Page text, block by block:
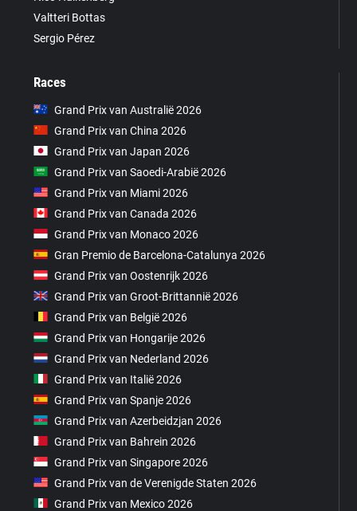
Valtteri Bottas
Sergio Pérez
Races
Grand Prix van Australië 2026
Grand Prix van China 2026
Grand Prix van Japan 2026
Grand Prix van Saoedi-Arabië 2026
Grand Prix van Miami 2026
Grand Prix van Canada 2026
Grand Prix van Monaco 2026
Gran Premio de Barcelona-Catalunya 2026
Grand Prix van Oostenrijk 2026
Grand Prix van Groot-Brittannië 2026
Grand Prix van België 2026
Grand Prix van Hongarije 2026
Grand Prix van Nederland 2026
Grand Prix van Italië 2026
Grand Prix van Spanje 2026
Grand Prix van Azerbeidzjan 2026
Grand Prix van Bahrein 2026
Grand Prix van Singapore 2026
Grand Prix van de Verenigde Staten 2026
Grand Prix van Mexico 2026